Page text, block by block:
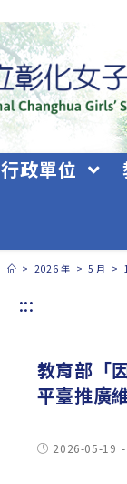
行政單位
> 2026 年 > 5 月 >
:::
教育部「
平臺推廣
Post2026-05-19